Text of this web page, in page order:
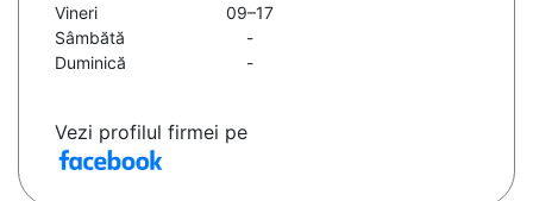
Vineri
09–17
Sâmbătă
-
Duminică
-
Vezi profilul firmei pe